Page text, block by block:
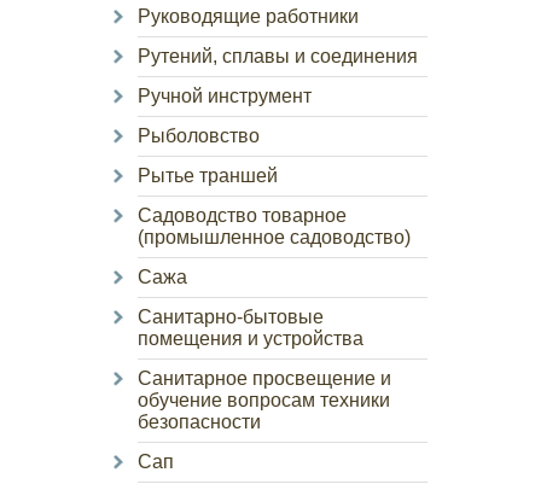
Руководящие работники
Рутений, сплавы и соединения
Ручной инструмент
Рыболовство
Рытье траншей
Садоводство товарное
(промышленное садоводство)
Сажа
Санитарно-бытовые
помещения и устройства
Санитарное просвещение и
обучение вопросам техники
безопасности
Сап